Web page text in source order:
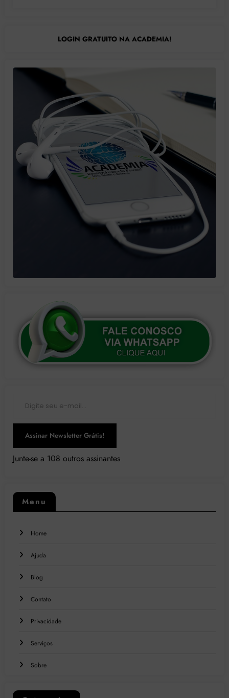
LOGIN GRATUITO NA ACADEMIA!
Assinar Newsletter Grátis!
Junte-se a 108 outros assinantes
Menu
Home
Ajuda
Blog
Contato
Privacidade
Serviços
Sobre